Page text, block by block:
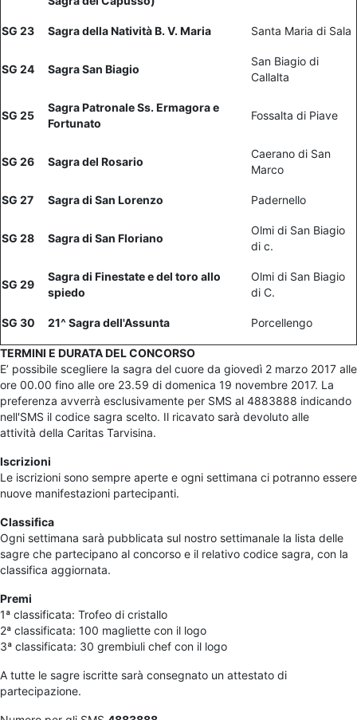
SG 23 Sagra della Natività B. V. Maria Santa Maria di Sala
SG 24 Sagra San Biagio
San Biagio di
Callalta
SG 25
Sagra Patronale Ss. Ermagora e
Fortunato
Fossalta di Piave
SG 26 Sagra del Rosario
Caerano di San
Marco
SG 27 Sagra di San Lorenzo Padernello
SG 28 Sagra di San Floriano
Olmi di San Biagio
di c.
SG 29
Sagra di Finestate e del toro allo
spiedo
Olmi di San Biagio
di C.
SG 30 21^ Sagra dell'Assunta Porcellengo
TERMINI E DURATA DEL CONCORSO
E’ possibile scegliere la sagra del cuore da giovedì 2 marzo 2017 alle
ore 00.00 fino alle ore 23.59 di domenica 19 novembre 2017. La
preferenza avverrà esclusivamente per SMS al 4883888 indicando
nell'SMS il codice sagra scelto. Il ricavato sarà devoluto alle
attività della Caritas Tarvisina.
Iscrizioni
Le iscrizioni sono sempre aperte e ogni settimana ci potranno essere
nuove manifestazioni partecipanti.
Classifica
Ogni settimana sarà pubblicata sul nostro settimanale la lista delle
sagre che partecipano al concorso e il relativo codice sagra, con la
classifica aggiornata.
Premi
1ª classificata: Trofeo di cristallo
2ª classificata: 100 magliette con il logo
3ª classificata: 30 grembiuli chef con il logo
A tutte le sagre iscritte sarà consegnato un attestato di
partecipazione.